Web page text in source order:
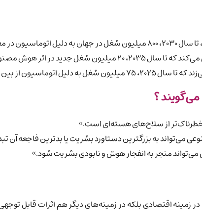
، تا سال ۲۰۳۰، ۸۰۰ میلیون شغل در جهان به دلیل اتوماسیون در معرض خطر قرار خواهند گرفت.
میلیون شغل جدید در اثر هوش مصنوعی ایجاد خواهد شد.
از بین خواهد رفت، اما ۱۳۳ میلیون شغل جدید ایجاد خواهد شد.
می‌گویند ؟
از سلاح‌های هسته‌ای است.»
می‌تواند به بزرگترین دستاورد بشریت یا بدترین فاجعه آن
منجر به انفجار هوش و نابودی بشریت شود.»
زمینه اقتصادی بلکه در زمینه‌های دیگر هم اثرات قابل